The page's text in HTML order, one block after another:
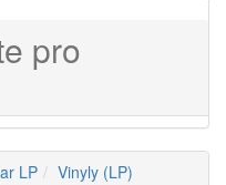
pro
LP Vinyly (LP)